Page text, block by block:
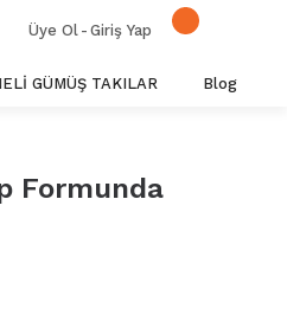
Üye Ol - Giriş Yap
GÜMÜŞ TAKILAR Blog
Formunda